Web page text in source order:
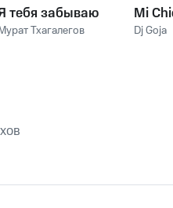
тебя забываю
Тхагалегов
Mi
Dj Goja